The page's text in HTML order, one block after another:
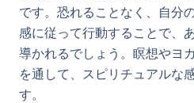
です。恐れることなく、自分
感に従って行動することで、
導かれるでしょう。瞑想やヨ
を通して、スピリチュアルな
す。